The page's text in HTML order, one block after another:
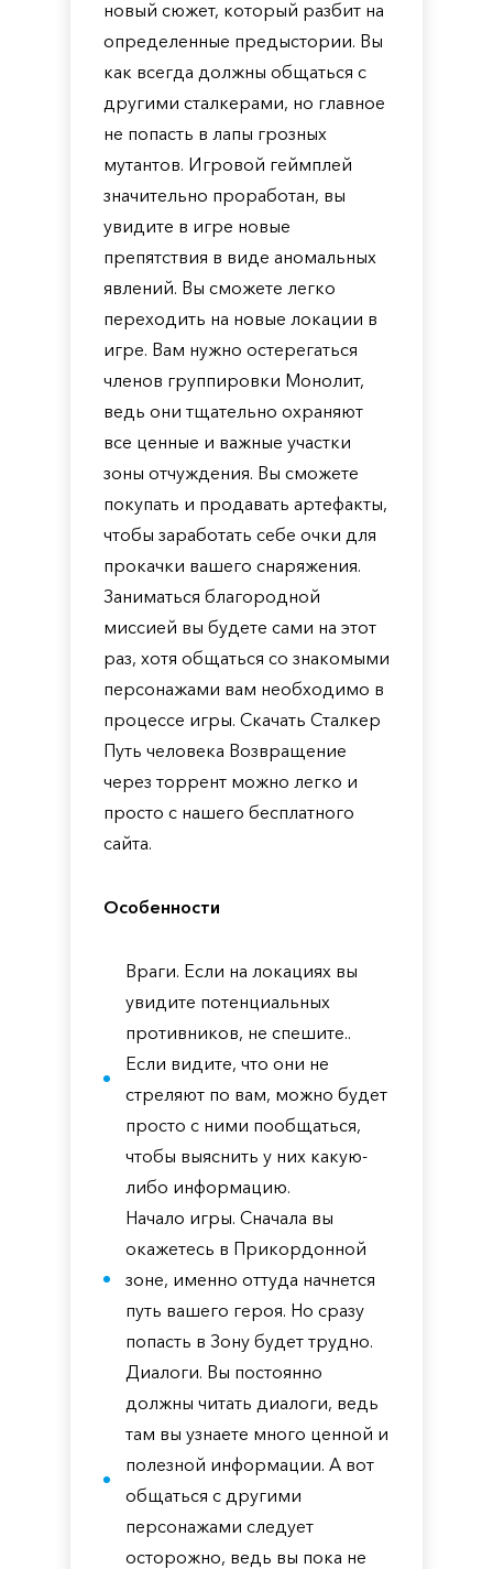
новый сюжет, который разбит на
определенные предыстории. Вы
как всегда должны общаться с
другими сталкерами, но главное
не попасть в лапы грозных
мутантов. Игровой геймплей
значительно проработан, вы
увидите в игре новые
препятствия в виде аномальных
явлений. Вы сможете легко
переходить на новые локации в
игре. Вам нужно остерегаться
членов группировки Монолит,
ведь они тщательно охраняют
все ценные и важные участки
зоны отчуждения. Вы сможете
покупать и продавать артефакты,
чтобы заработать себе очки для
прокачки вашего снаряжения.
Заниматься благородной
миссией вы будете сами на этот
раз, хотя общаться со знакомыми
персонажами вам необходимо в
процессе игры. Скачать Сталкер
Путь человека Возвращение
через торрент можно легко и
просто с нашего бесплатного
сайта.
Особенности
Враги. Если на локациях вы
увидите потенциальных
противников, не спешите..
Если видите, что они не
стреляют по вам, можно будет
просто с ними пообщаться,
чтобы выяснить у них какую-
либо информацию.
Начало игры. Сначала вы
окажетесь в Прикордонной
зоне, именно оттуда начнется
путь вашего героя. Но сразу
попасть в Зону будет трудно.
Диалоги. Вы постоянно
должны читать диалоги, ведь
там вы узнаете много ценной и
полезной информации. А вот
общаться с другими
персонажами следует
осторожно, ведь вы пока не